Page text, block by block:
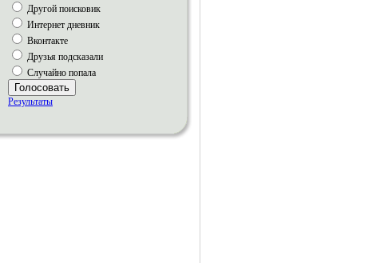
Другой поисковик
Интернет дневник
Вконтакте
Друзья подсказали
Случайно попала
Голосовать
Результаты